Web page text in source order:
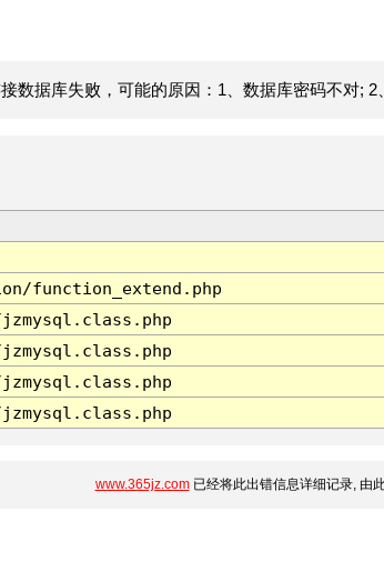
数据库失败，可能的原因：1、数据库密码不对; 2
function_extend.php
www.365jz.com已经将此出错信息详细记录, 由